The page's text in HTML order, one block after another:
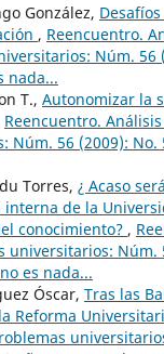
González,
, Reencuentro.
Núm. 56
nada...
T., Autonomizar la
Reencuentro.
Núm. 56 (2009): No.
Torres, ¿ Acaso
de la
conocimiento? ,
universitarios: Núm.
es nada...
Óscar, Tras las
Reforma